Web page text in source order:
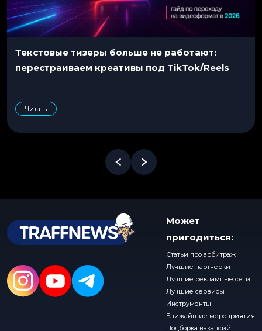
Текстовые тизеры больше не работают:
перестраиваем креативы под TikTok/Reels
Читать
Может
пригодиться:
Статьи про арбитраж
Лучшие партнерки
Лучшие рекламные сети
Лучшие сервисы
Инструменты
Ближайшие мероприятия
Подборка вакансий